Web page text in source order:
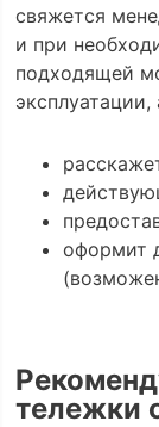
свяжется
и при
подходящей
эксплуатации,
оформит
тележки